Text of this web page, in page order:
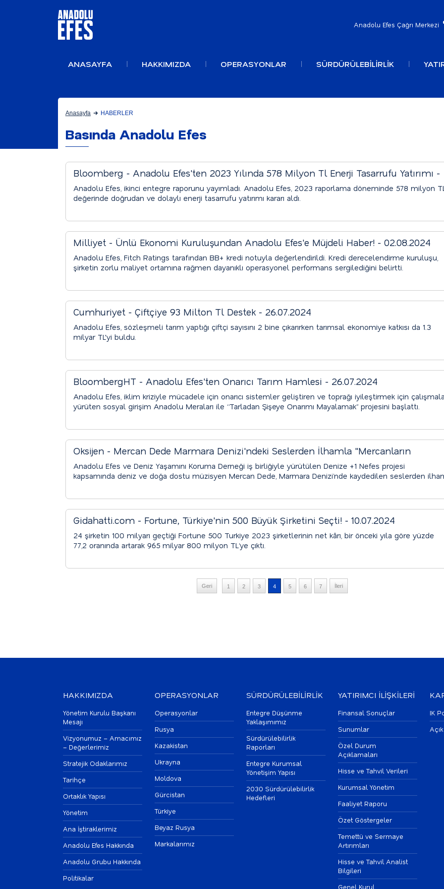
Anadolu Efes Çağrı Merkezi
ANASAYFA HAKKIMIZDA OPERASYONLAR SÜRDÜRÜLEBİLİRLİK
Anasayfa HABERLER
Basında Anadolu Efes
Bloomberg - Anadolu Efes'ten 2023 Yılında 578 Milyon Tl Enerji Tasarrufu Yatırımı -
05.08.2024
Anadolu Efes, ikinci entegre raporunu yayımladı. Anadolu Efes, 2023 raporlama döneminde 578 milyon
değerinde doğrudan ve dolaylı enerji tasarrufu yatırımı kararı aldı.
Milliyet - Ünlü Ekonomi Kuruluşundan Anadolu Efes'e Müjdeli Haber! - 02.08.2024
Anadolu Efes, Fitch Ratings tarafından BB+ kredi notuyla değerlendirildi. Kredi derecelendirme kuruluşu,
şirketin zorlu maliyet ortamına rağmen dayanıklı operasyonel performans sergilediğini belirtti.
Cumhuriyet - Çiftçiye 93 Milton Tl Destek - 26.07.2024
Anadolu Efes, sözleşmeli tarım yaptığı çiftçi sayısını 2 bine çıkarırken tarımsal ekonomiye katkısı da 1.3
milyar TL'yi buldu.
BloombergHT - Anadolu Efes'ten Onarıcı Tarım Hamlesi - 26.07.2024
Anadolu Efes, iklim kriziyle mücadele için onarıcı sistemler geliştiren ve toprağı iyileştirmek için
yürüten sosyal girişim Anadolu Meraları ile “Tarladan Şişeye Onarımı Mayalamak” projesini başlattı.
Oksijen - Mercan Dede Marmara Denizi'ndeki Seslerden İlhamla "Mercanların
Senfonisi"ne Hayat Verdi - 12.07.2024
Anadolu Efes ve Deniz Yaşamını Koruma Derneği iş birliğiyle yürütülen Denize +1 Nefes projesi
kapsamında deniz ve doğa dostu müzisyen Mercan Dede, Marmara Denizi’nde kaydedilen seslerden
Gidahatti.com - Fortune, Türkiye'nin 500 Büyük Şirketini Seçti! - 10.07.2024
24 şirketin 100 milyarı geçtiği Fortune 500 Turkiye 2023 şirketlerinin net kârı, bir önceki yıla göre yüzde
77,2 oranında artarak 965 milyar 800 milyon TL’ye çıktı.
Geri 1 2 3 4 5 6 7 İleri
HAKKIMIZDA
Yönetim Kurulu Başkanı
Mesajı
Vizyonumuz – Amacımız
– Değerlerimiz
Stratejik Odaklarımız
Tarihçe
Ortaklık Yapısı
Yönetim
Ana İştiraklerimiz
Anadolu Efes Hakkında
Anadolu Grubu Hakkında
Politikalar
OPERASYONLAR
Operasyonlar
Rusya
Kazakistan
Ukrayna
Moldova
Gürcistan
Türkiye
Beyaz Rusya
Markalarımız
SÜRDÜRÜLEBİLİRLİK
Entegre Düşünme
Yaklaşımımız
Sürdürülebilirlik
Raporları
Entegre Kurumsal
Yönetişim Yapısı
2030 Sürdürülebilirlik
Hedefleri
YATIRIMCI İLİŞKİLERİ
Finansal Sonuçlar
Sunumlar
Özel Durum
Açıklamaları
Hisse ve Tahvil Verileri
Kurumsal Yönetim
Faaliyet Raporu
Özet Göstergeler
Temettü ve Sermaye
Artırımları
Hisse ve Tahvil Analist
Bilgileri
Genel Kurul
IK